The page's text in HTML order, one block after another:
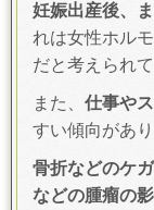
妊娠出産後、
れは女性ホル
だと考えられて
また、 仕事や
すい傾向があり
骨折などのケ
などの腫瘤の